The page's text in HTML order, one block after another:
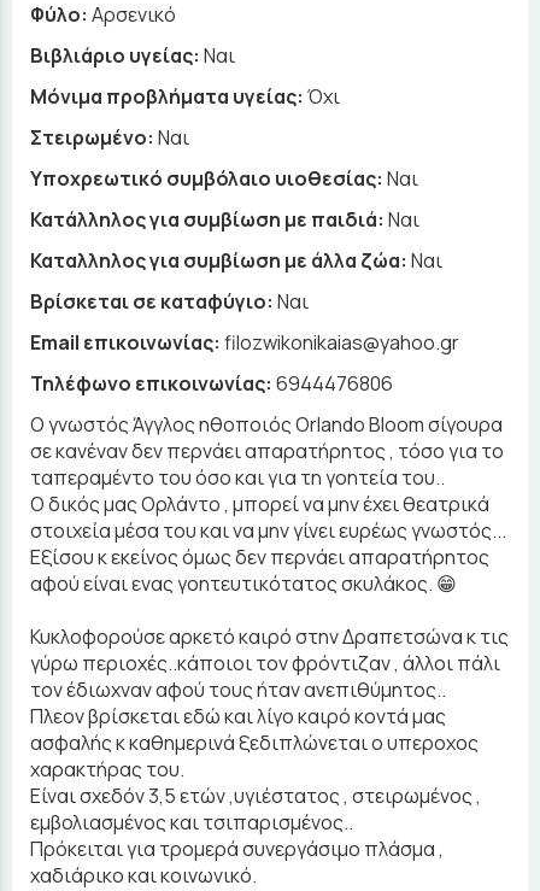
Φύλο: Αρσενικό
Βιβλιάριο υγείας: Ναι
Μόνιμα προβλήματα υγείας: Όχι
Στειρωμένο: Ναι
Υποχρεωτικό συμβόλαιο υιοθεσίας: Ναι
Κατάλληλος για συμβίωση με παιδιά: Ναι
Καταλληλος για συμβίωση με άλλα ζώα: Ναι
Βρίσκεται σε καταφύγιο: Ναι
Email επικοινωνίας: filozwikonikaias@yahoo.gr
Τηλέφωνο επικοινωνίας: 6944476806
Ο γνωστός Άγγλος ηθοποιός Orlando Bloom σίγουρα
σε κανέναν δεν περνάει απαρατήρητος , τόσο για το
ταπεραμέντο του όσο και για τη γοητεία του..
Ο δικός μας Ορλάντο , μπορεί να μην έχει θεατρικά
στοιχεία μέσα του και να μην γίνει ευρέως γνωστός...
Εξίσου κ εκείνος όμως δεν περνάει απαρατήρητος
αφού είναι ενας γοητευτικότατος σκυλάκος. 😁
Κυκλοφορούσε αρκετό καιρό στην Δραπετσώνα κ τις
γύρω περιοχές..κάποιοι τον φρόντιζαν , άλλοι πάλι
τον έδιωχναν αφού τους ήταν ανεπιθύμητος..
Πλεον βρίσκεται εδώ και λίγο καιρό κοντά μας
ασφαλής κ καθημερινά ξεδιπλώνεται ο υπεροχος
χαρακτήρας του.
Είναι σχεδόν 3,5 ετών ,υγιέστατος , στειρωμένος ,
εμβολιασμένος και τσιπαρισμένος..
Πρόκειται για τρομερά συνεργάσιμο πλάσμα ,
χαδιάρικο και κοινωνικό.